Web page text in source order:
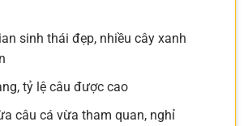
sinh thái đẹp, nhiều cây xanh
tỷ lệ câu được cao
câu cá vừa tham quan, nghỉ